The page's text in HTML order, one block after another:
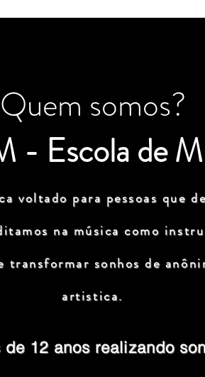
Quem somos?
- Escola de
voltado para pessoas que
na música como
transformar sonhos de
artistica.
de 12 anos realizando